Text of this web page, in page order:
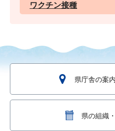
ワクチン接種
県庁舎の案
県の組織